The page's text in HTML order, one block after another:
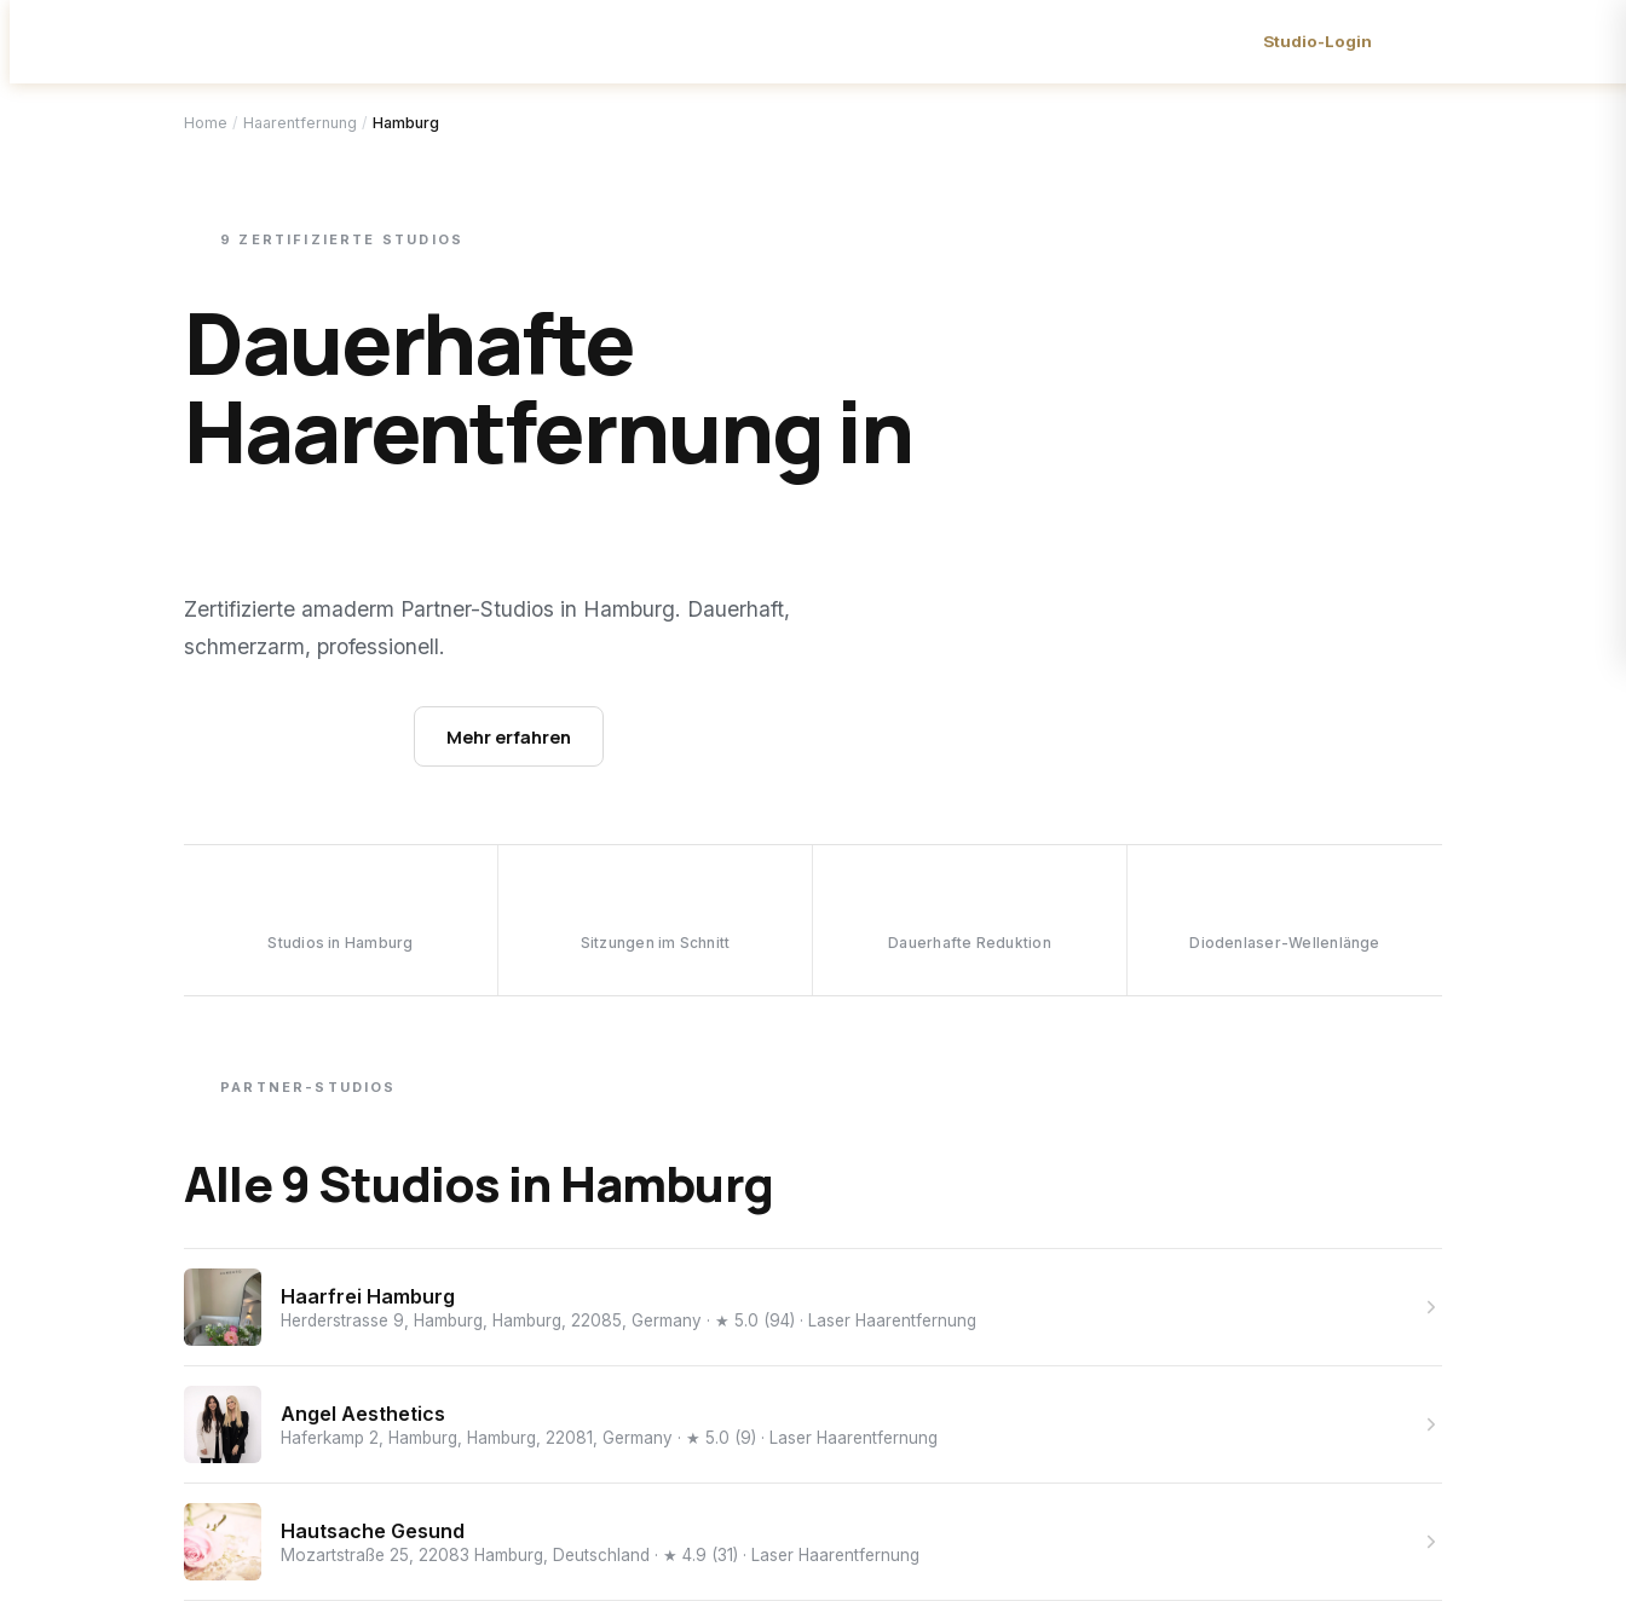
Studio-Login
Home / Haarentfernung / Hamburg
9 ZERTIFIZIERTE STUDIOS
Dauerhafte
Haarentfernung in
Zertifizierte amaderm Partner-Studios in Hamburg. Dauerhaft,
schmerzarm, professionell.
Mehr erfahren
Studios in Hamburg Sitzungen im Schnitt Dauerhafte Reduktion Diodenlaser-Wellenlänge
PARTNER-STUDIOS
Alle 9 Studios in Hamburg
Haarfrei Hamburg
Herderstrasse 9, Hamburg, Hamburg, 22085, Germany · ★ 5.0 (94) · Laser Haarentfernung
Angel Aesthetics
Haferkamp 2, Hamburg, Hamburg, 22081, Germany · ★ 5.0 (9) · Laser Haarentfernung
Hautsache Gesund
Mozartstraße 25, 22083 Hamburg, Deutschland · ★ 4.9 (31) · Laser Haarentfernung